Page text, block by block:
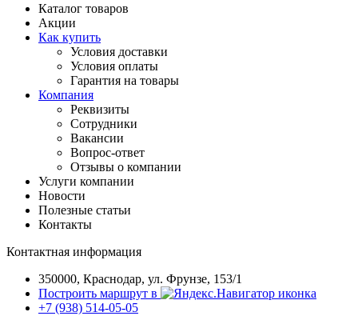
Каталог товаров
Акции
Как купить
Условия доставки
Условия оплаты
Гарантия на товары
Компания
Реквизиты
Сотрудники
Вакансии
Вопрос-ответ
Отзывы о компании
Услуги компании
Новости
Полезные статьи
Контакты
Контактная информация
350000, Краснодар, ул. Фрунзе, 153/1
Построить маршрут в
+7 (938) 514-05-05